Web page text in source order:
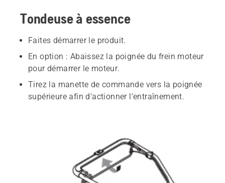
Tondeuse à essence
Faites démarrer le produit.
En option : Abaissez la poignée du frein moteur
pour démarrer le moteur.
Tirez la manette de commande vers la poignée
supérieure afin d'actionner l'entraînement.